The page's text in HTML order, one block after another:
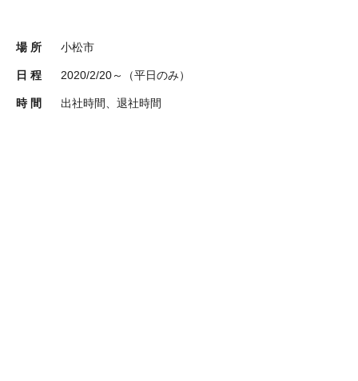
場 所 小松市
日 程 2020/2/20～（平日のみ）
時 間 出社時間、退社時間